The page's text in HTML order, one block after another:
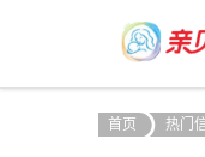
首页 热门